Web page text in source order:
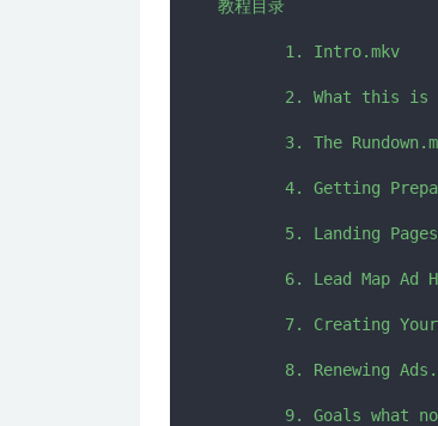
教程目录
       1. Intro.mkv
2. What this is
3. The
4. Getting
5. Landing
6. Lead Map Ad
7. Creating
8. Renewing
9. Goals what